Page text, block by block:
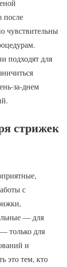
после
чувствительны
подходят для
за-днем
стрижек
с
— для
только для
и
это тем, кто